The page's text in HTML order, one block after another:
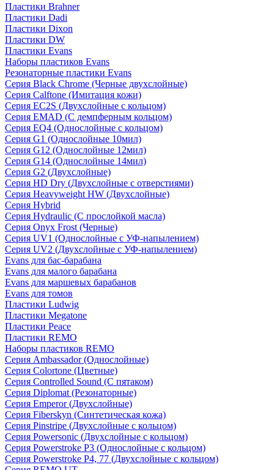
Пластики Brahner
Пластики Dadi
Пластики Dixon
Пластики DW
Пластики Evans
Наборы пластиков Evans
Резонаторные пластики Evans
Серия Black Chrome (Черные двухслойные)
Серия Calftone (Имитация кожи)
Серия EC2S (Двухслойные с кольцом)
Серия EMAD (С демпферным кольцом)
Серия EQ4 (Однослойные с кольцом)
Серия G1 (Однослойные 10мил)
Серия G12 (Однослойные 12мил)
Серия G14 (Однослойные 14мил)
Серия G2 (Двухслойные)
Серия HD Dry (Двухслойные с отверстиями)
Серия Heavyweight HW (Двухслойные)
Серия Hybrid
Серия Hydraulic (С прослойкой масла)
Серия Onyx Frost (Черные)
Серия UV1 (Однослойные с УФ-напылением)
Серия UV2 (Двухслойные с УФ-напылением)
Evans для бас-барабана
Evans для малого барабана
Evans для маршевых барабанов
Evans для томов
Пластики Ludwig
Пластики Megatone
Пластики Peace
Пластики REMO
Наборы пластиков REMO
Серия Ambassador (Однослойные)
Серия Colortone (Цветные)
Серия Controlled Sound (С пятаком)
Серия Diplomat (Резонаторные)
Серия Emperor (Двухслойные)
Серия Fiberskyn (Синтетическая кожа)
Серия Pinstripe (Двухслойные с кольцом)
Серия Powersonic (Двухслойные с кольцом)
Серия Powerstroke P3 (Однослойные с кольцом)
Серия Powerstroke P4, 77 (Двухслойные с кольцом)